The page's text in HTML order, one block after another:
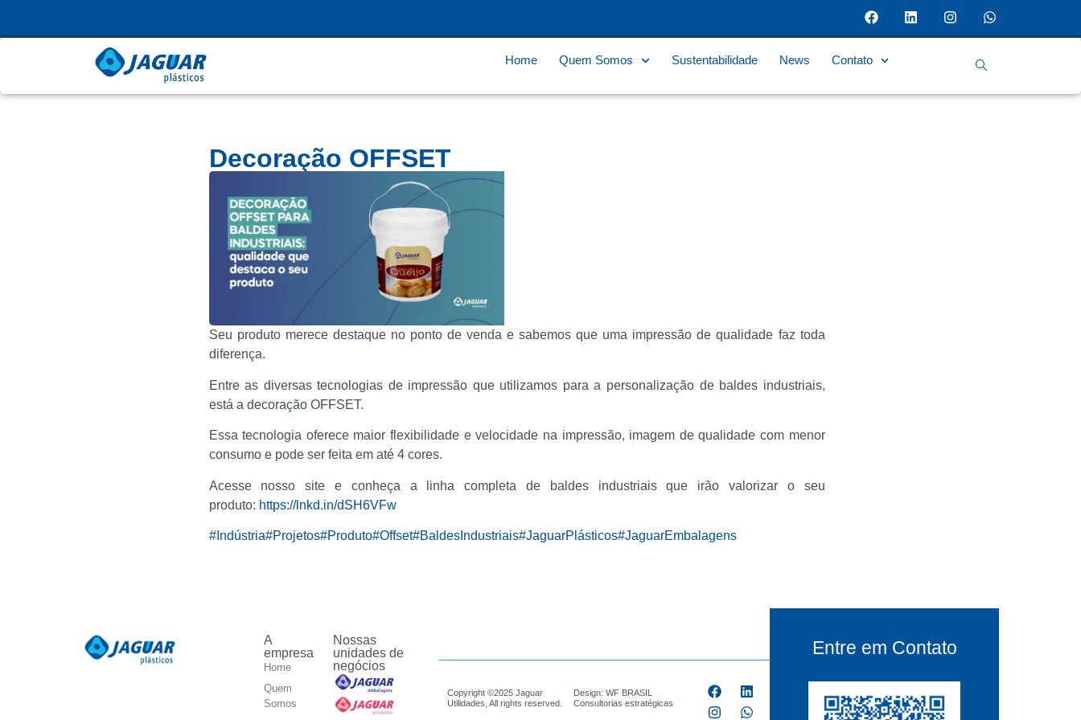
Home Quem Somos Sustentabilidade News Contato
Decoração OFFSET
Seu produto merece destaque no ponto de venda e sabemos que uma impressão de qualidade faz toda
diferença.
Entre as diversas tecnologias de impressão que utilizamos para a personalização de baldes industriais,
está a decoração OFFSET.
Essa tecnologia oferece maior flexibilidade e velocidade na impressão, imagem de qualidade com menor
consumo e pode ser feita em até 4 cores.
Acesse nosso site e conheça a linha completa de baldes industriais que irão valorizar o seu
produto: https://lnkd.in/dSH6VFw
#Indústria#Projetos#Produto#Offset#BaldesIndustriais#JaguarPlásticos#JaguarEmbalagens
A
empresa
Home
Quem
Somos
Nossas
unidades de
negócios
Copyright ©2025 Jaguar
Utilidades, All rights reserved.
Design: WF BRASIL
Consultorias estratégicas
Entre em Contato